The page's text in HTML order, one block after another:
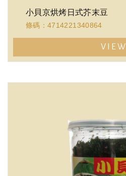
小貝京烘烤日式芥末豆
條碼：4714221340864
VIEW